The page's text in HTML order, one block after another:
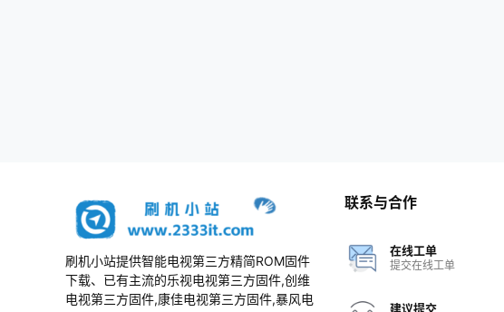
刷机小站提供智能电视第三方精简ROM固件
下载、已有主流的乐视电视第三方固件,创维
电视第三方固件,康佳电视第三方固件,暴风电
联系与合作
在线工单
提交在线工单
建议提交